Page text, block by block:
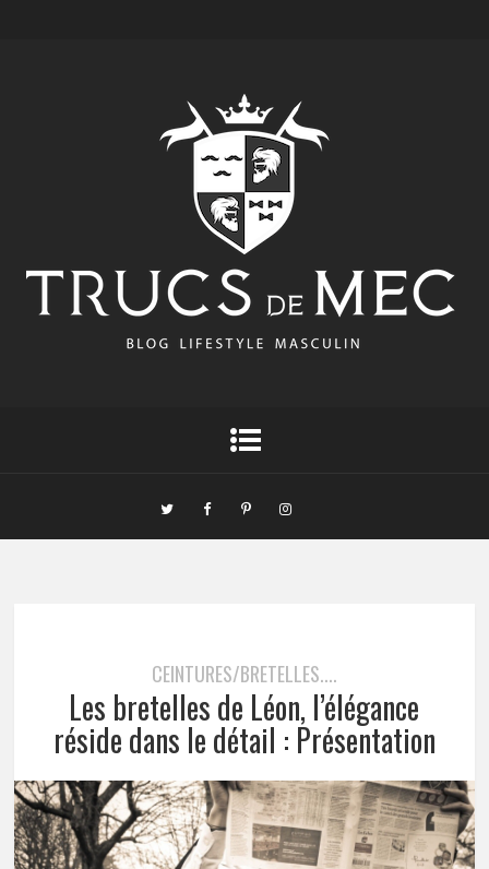
CEINTURES/BRETELLES....
Les bretelles de Léon, l’élégance
réside dans le détail : Présentation